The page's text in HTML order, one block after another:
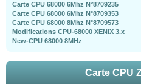
Carte CPU 68000 6Mhz N°8709235
Carte CPU 68000 6Mhz N°8709353
Carte CPU 68000 8Mhz N°8709573
Modifications CPU-68000 XENIX 3.x
New-CPU 68000 8MHz
Carte CPU